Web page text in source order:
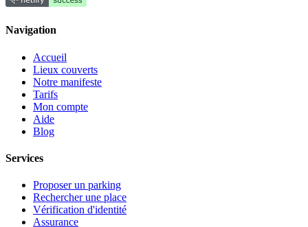
Navigation
Accueil
Lieux couverts
Notre manifeste
Tarifs
Mon compte
Aide
Blog
Services
Proposer un parking
Rechercher une place
Vérification d'identité
Assurance